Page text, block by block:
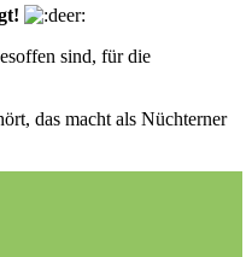
sind, für die
das macht als Nüchterner